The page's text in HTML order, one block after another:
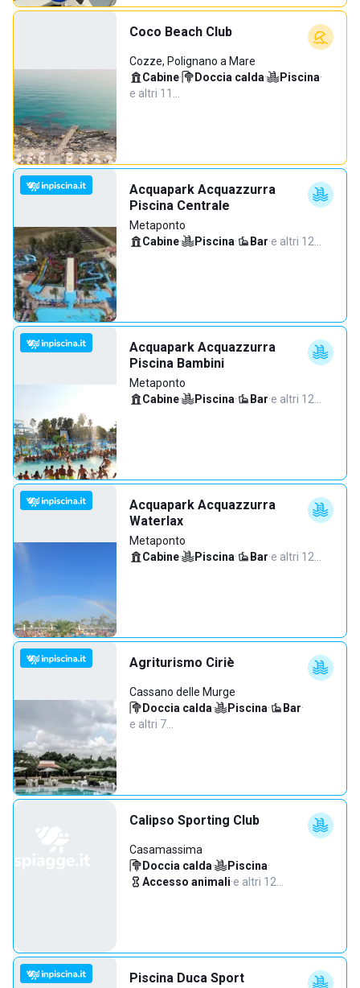
Coco Beach Club
Cozze, Polignano a Mare
Cabine· Doccia calda· Piscina·
e altri 11…
Acquapark Acquazzurra
Piscina Centrale
Metaponto
Cabine· Piscina· Bar·e altri 12…
Acquapark Acquazzurra
Piscina Bambini
Metaponto
Cabine· Piscina· Bar·e altri 12…
Acquapark Acquazzurra
Waterlax
Metaponto
Cabine· Piscina· Bar·e altri 12…
Agriturismo Ciriè
Cassano delle Murge
Doccia calda· Piscina· Bar·
e altri 7…
Calipso Sporting Club
Casamassima
Doccia calda· Piscina·
Accesso animali·e altri 12…
Piscina Duca Sport